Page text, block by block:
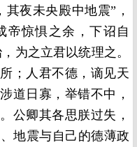
夜未央殿中地震”，
帝惊惧之余，下诏自
为之立君以统理之。
；人君不德，谪见天
道日寡，举错不中，
公卿其各思朕过失，
地震与自己的德薄政